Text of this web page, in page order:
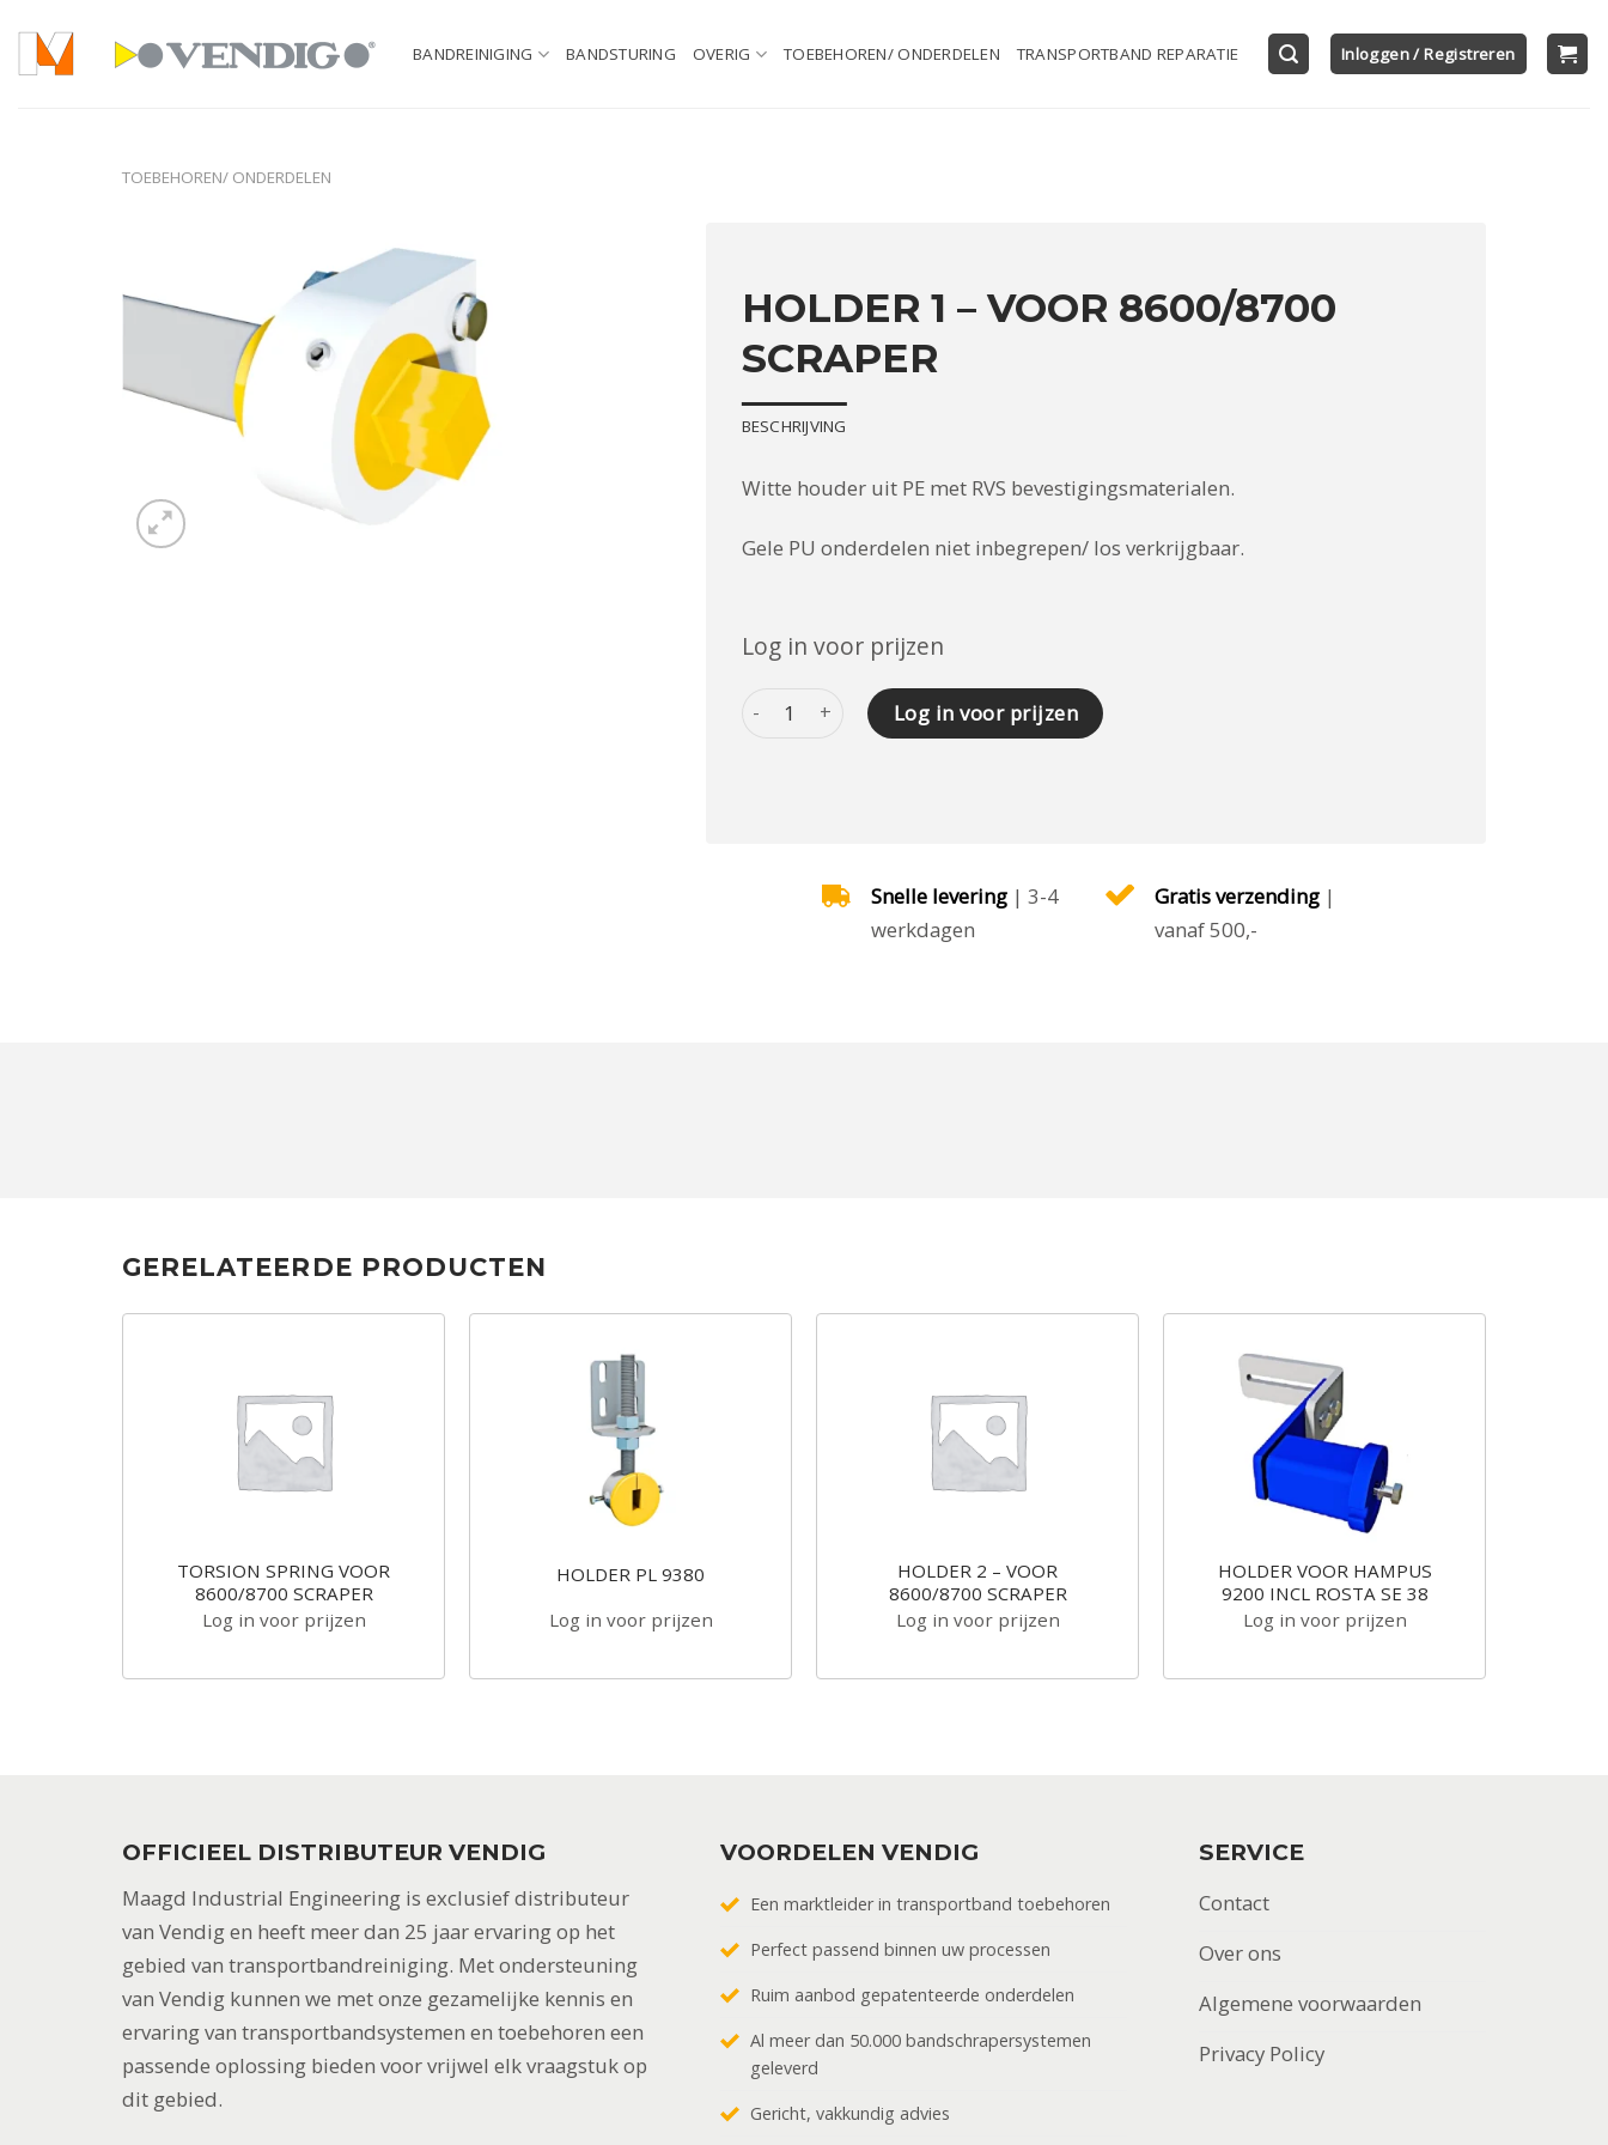
naar
inhoud
BANDREINIGING BANDSTURING OVERIG TOEBEHOREN/ ONDERDELEN TRANSPORTBAND REPARATIE Inloggen / Registreren
TOEBEHOREN/ ONDERDELEN
HOLDER 1 – VOOR 8600/8700
SCRAPER
BESCHRIJVING
Witte houder uit PE met RVS bevestigingsmaterialen.
Gele PU onderdelen niet inbegrepen/ los verkrijgbaar.
Log in voor prijzen
HOLDER 1 - VOOR 8600/8700 SCRAPER aantal
Log in voor prijzen
Snelle levering| 3-4
werkdagen
Gratis verzending|
vanaf 500,-
GERELATEERDE PRODUCTEN
TORSION SPRING VOOR
8600/8700 SCRAPER
Log in voor prijzen
HOLDER PL 9380
Log in voor prijzen
HOLDER 2 – VOOR
8600/8700 SCRAPER
Log in voor prijzen
HOLDER VOOR HAMPUS
9200 INCL ROSTA SE 38
Log in voor prijzen
OFFICIEEL DISTRIBUTEUR VENDIG
Maagd Industrial Engineering is exclusief distributeur
van Vendig en heeft meer dan 25 jaar ervaring op het
gebied van transportbandreiniging. Met ondersteuning
van Vendig kunnen we met onze gezamelijke kennis en
ervaring van transportbandsystemen en toebehoren een
passende oplossing bieden voor vrijwel elk vraagstuk op
dit gebied.
VOORDELEN VENDIG
Een marktleider in transportband toebehoren
Perfect passend binnen uw processen
Ruim aanbod gepatenteerde onderdelen
Al meer dan 50.000 bandschrapersystemen
geleverd
Gericht, vakkundig advies
SERVICE
Contact
Over ons
Algemene voorwaarden
Privacy Policy